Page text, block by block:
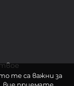
те са важни за